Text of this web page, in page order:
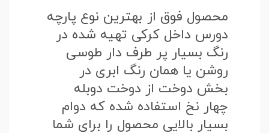
محصول فوق از بهترین نوع پارچه
دورس داخل کرکی تهیه شده در
رنگ بسیار پر طرف دار طوسی
روشن یا همان رنگ ابری در
بخش دوخت از دوخت دوبله
چهار نخ استفاده شده که دوام
بسیار بالایی محصول را برای شما